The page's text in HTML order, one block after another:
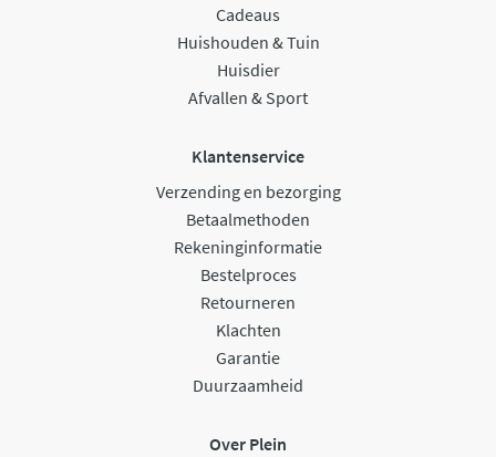
Cadeaus
Huishouden & Tuin
Huisdier
Afvallen & Sport
Klantenservice
Verzending en bezorging
Betaalmethoden
Rekeninginformatie
Bestelproces
Retourneren
Klachten
Garantie
Duurzaamheid
Over Plein